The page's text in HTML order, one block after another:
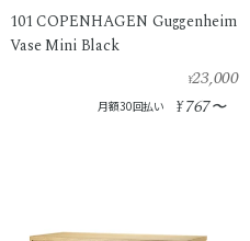
101 COPENHAGEN Guggenheim
Vase Mini Black
¥23,000
月額30回払い ¥767〜